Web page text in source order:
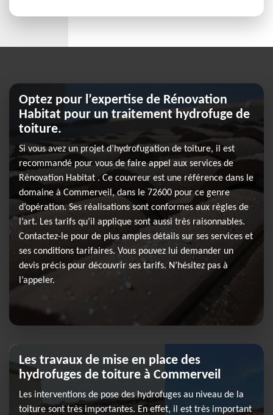
Optez pour l’expertise de Rénovation
Habitat pour un traitement hydrofuge de
toiture.
Si vous avez un projet d’hydrofugation de toiture, il est
recommandé pour vous de faire appel aux services de
Rénovation Habitat . Ce couvreur est une référence dans le
domaine à Commerveil, dans le 72600 pour ce genre
d’opération. Ses réalisations sont conformes aux règles de
l’art. Les tarifs qu’il applique sont aussi très raisonnables.
Contactez-le pour de plus amples détails sur ses services et
ses conditions tarifaires. Vous pouvez lui demander un
devis précis pour découvrir ses tarifs. N’hésitez pas à
l’appeler.
Les travaux de mise en place des
hydrofuges de toiture à Commerveil
Les interventions de pose des hydrofuges au niveau de la
toiture sont très importantes. En effet, il est très important